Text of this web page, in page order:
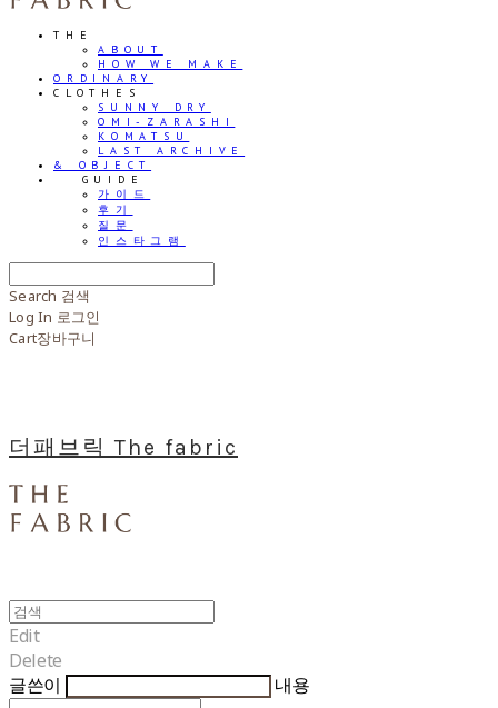
THE
ABOUT
HOW WE MAKE
ORDINARY
CLOTHES
SUNNY DRY
OMI-ZARASHI
KOMATSU
LAST ARCHIVE
& OBJECT
⠀⠀GUIDE
가이드
후기
질문
인스타그램
Search 검색
Log In 로그인
Cart장바구니
더패브릭 The fabric
Edit
Delete
글쓴이
내용